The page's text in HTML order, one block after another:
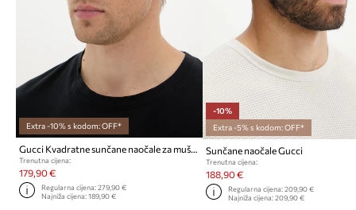
Extra -10% s kodom: OFF*
Gucci Kvadratne sunčane naočale za muškarce
Trenutna cijena:
179,90 €
Regularna cijena:279,90 €
Najniža cijena:189,90 €
-10%
Extra -5% s kodom: OFF*
Sunčane naočale Gucci
Trenutna cijena:
188,90 €
Regularna cijena: 209,90 €
Najniža cijena: 209,90 €